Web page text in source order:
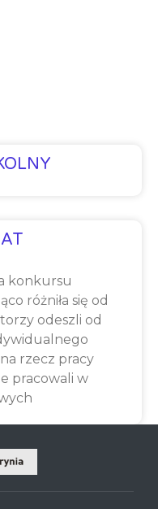
konkursu
różniła się od
odeszli od
rzecz pracy
pracowali w